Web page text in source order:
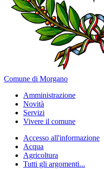
Comune di Morgano
Amministrazione
Novità
Servizi
Vivere il comune
Accesso all'informazione
Acqua
Agricoltura
Tutti gli argomenti...